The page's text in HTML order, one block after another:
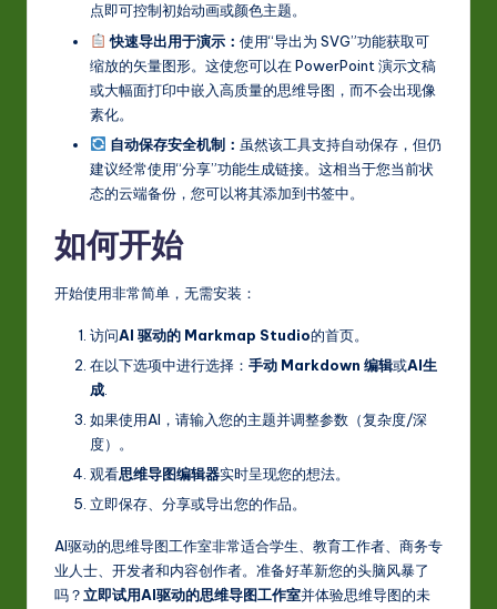
点即可控制初始动画或颜色主题。
快速导出用于演示： 使用“导出为 SVG”功能获取可
缩放的矢量图形。这使您可以在 PowerPoint 演示文稿
或大幅面打印中嵌入高质量的思维导图，而不会出现像
素化。
自动保存安全机制： 虽然该工具支持自动保存，但仍
建议经常使用“分享”功能生成链接。这相当于您当前状
态的云端备份，您可以将其添加到书签中。
如何开始
开始使用非常简单，无需安装：
访问AI 驱动的 Markmap Studio的首页。
在以下选项中进行选择： 手动 Markdown 编辑或AI生
成
如果使用AI，请输入您的主题并调整参数（复杂度/深
度）。
观看思维导图编辑器实时呈现您的想法。
立即保存、分享或导出您的作品。
AI驱动的思维导图工作室非常适合学生、教育工作者、商务专
业人士、开发者和内容创作者。准备好革新您的头脑风暴了
吗？立即试用AI驱动的思维导图工作室并体验思维导图的未